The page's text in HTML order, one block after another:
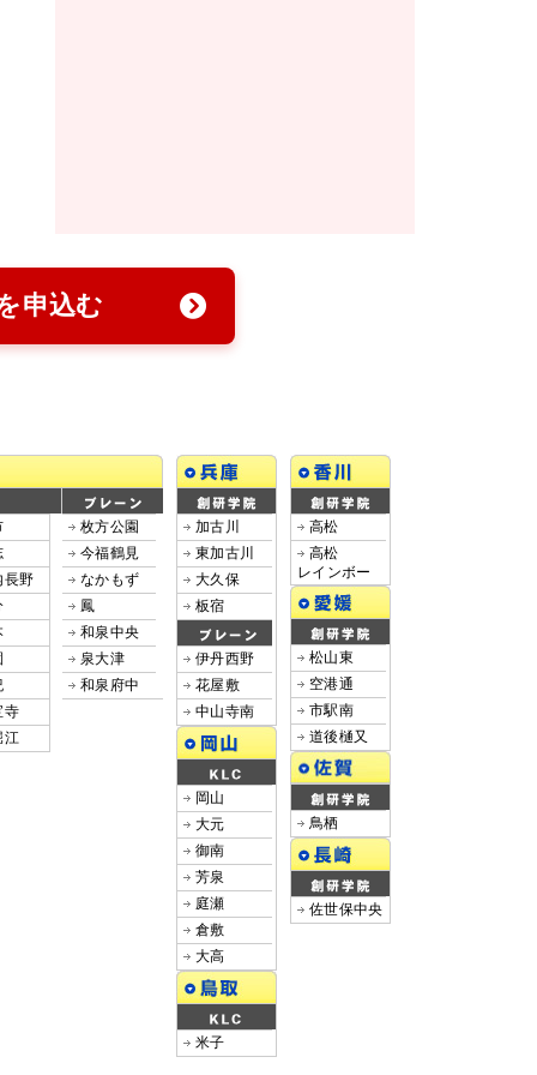
申込む
長野
寺
江
枚方公園
今福鶴見
なかもず
鳳
和泉中央
泉大津
和泉府中
加古川
東加古川
大久保
板宿
伊丹西野
花屋敷
中山寺南
岡山
大元
御南
芳泉
庭瀬
倉敷
大高
米子
高松
高松
レインボー
松山東
空港通
市駅南
道後樋又
鳥栖
佐世保中央